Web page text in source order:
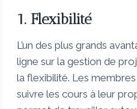
1. Flexibilité
L’un des plus grands
ligne sur la gestion de
la flexibilité. Les
suivre les cours à leur